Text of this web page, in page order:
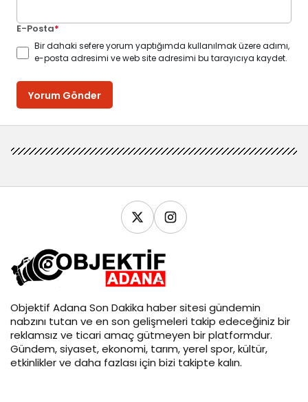
E-Posta*
Bir dahaki sefere yorum yaptığımda kullanılmak üzere adımı,
e-posta adresimi ve web site adresimi bu tarayıcıya kaydet.
Yorum Gönder
Objektif Adana Son Dakika haber sitesi gündemin
nabzını tutan ve en son gelişmeleri takip edeceğiniz bir
reklamsız ve ticari amaç gütmeyen bir platformdur.
Gündem, siyaset, ekonomi, tarım, yerel spor, kültür,
etkinlikler ve daha fazlası için bizi takipte kalın.